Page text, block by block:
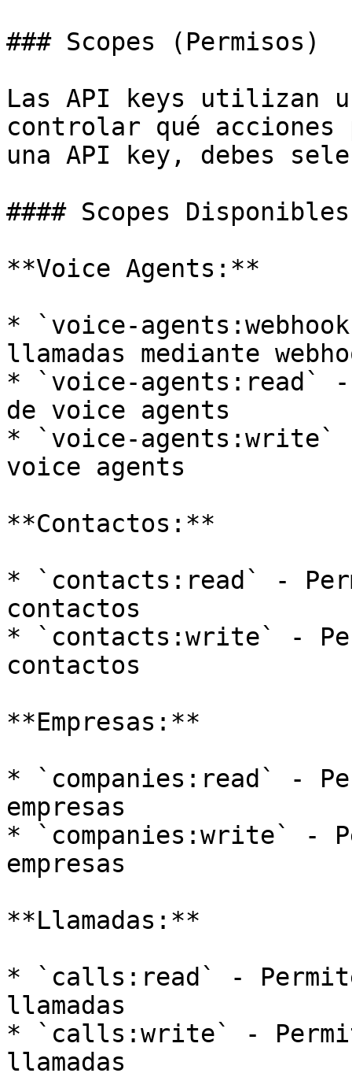
### Scopes (Permisos)
Las API keys utilizan
controlar qué
una API key, debes
#### Scopes Disponibles
**Voice Agents:**
* `voice-
llamadas mediante
* `voice-agents:read`
de voice agents
* `voice-agents:write`
voice agents
**Contactos:**
* `contacts:read` -
contactos
* `contacts:write` -
contactos
**Empresas:**
* `companies:read` -
empresas
* `companies:write` -
empresas
**Llamadas:**
* `calls:read` -
llamadas
* `calls:write` -
llamadas